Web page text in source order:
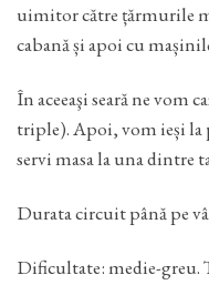
uimitor către țărmurile
cabană și apoi cu
În aceeaşi seară ne vom
triple). Apoi, vom ieși
servi masa la una dintre
Durata circuit până pe
Dificultate: medie-greu.